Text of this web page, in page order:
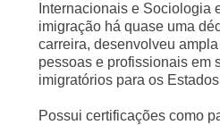
Internacionais e Sociologia
imigração há quase uma
carreira, desenvolveu
pessoas e profissionais em
imigratórios para os
Possui certificações como